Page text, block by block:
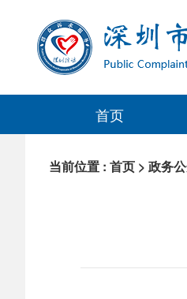
首页
当前位置 : 首页 > 政务